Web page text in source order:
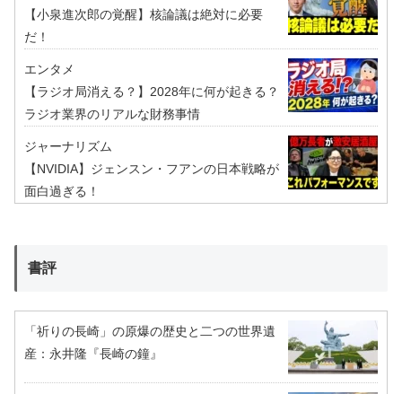
【小泉進次郎の覚醒】核論議は絶対に必要
だ！
エンタメ
【ラジオ局消える？】2028年に何が起きる？
ラジオ業界のリアルな財務事情
ジャーナリズム
【NVIDIA】ジェンスン・フアンの日本戦略が
面白過ぎる！
書評
「祈りの長崎」の原爆の歴史と二つの世界遺
産：永井隆『長崎の鐘』